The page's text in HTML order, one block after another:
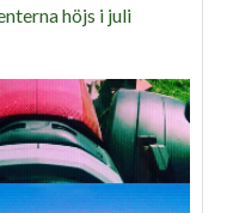
höjs i juli